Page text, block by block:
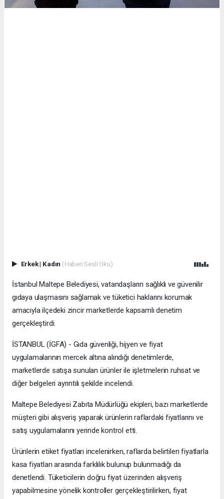
Erkek| Kadın (Haberi Sesli Oku)
İstanbul Maltepe Belediyesi, vatandaşların sağlıklı ve güvenilir
gıdaya ulaşmasını sağlamak ve tüketici haklarını korumak
amacıyla ilçedeki zincir marketlerde kapsamlı denetim
gerçekleştirdi.
İSTANBUL (İGFA) - Gıda güvenliği, hijyen ve fiyat
uygulamalarının mercek altına alındığı denetimlerde,
marketlerde satışa sunulan ürünler ile işletmelerin ruhsat ve
diğer belgeleri ayrıntılı şekilde incelendi.
Maltepe Belediyesi Zabıta Müdürlüğü ekipleri, bazı marketlerde
müşteri gibi alışveriş yaparak ürünlerin raflardaki fiyatlarını ve
satış uygulamalarını yerinde kontrol etti.
Ürünlerin etiket fiyatları incelenirken, raflarda belirtilen fiyatlarla
kasa fiyatları arasında farklılık bulunup bulunmadığı da
denetlendi. Tüketicilerin doğru fiyat üzerinden alışveriş
yapabilmesine yönelik kontroller gerçekleştirilirken, fiyat